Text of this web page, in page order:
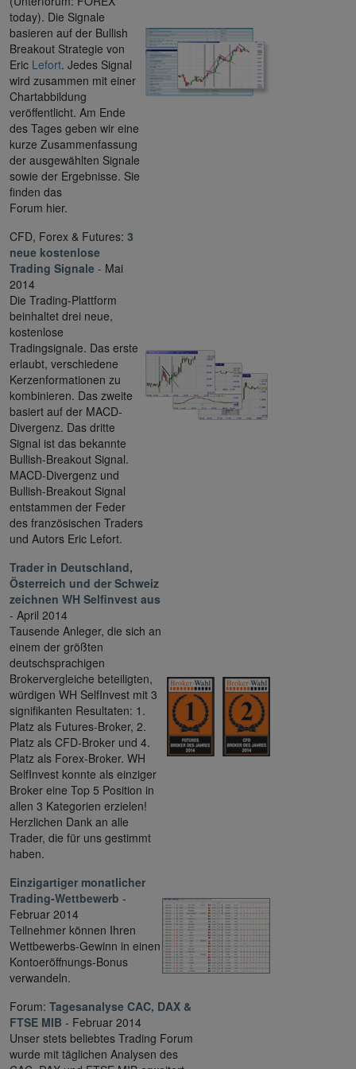
today). Die Signale
basieren auf der Bullish
Breakout Strategie von
Eric Lefort. Jedes Signal
wird zusammen mit einer
Chartabbildung
veröffentlicht. Am Ende
des Tages geben wir eine
kurze Zusammenfassung
der ausgewählten Signale
sowie der Ergebnisse. Sie
finden das
Forum hier.
CFD, Forex & Futures: 3
neue kostenlose
Trading Signale - Mai
2014
Die Trading-Plattform
beinhaltet drei neue,
kostenlose
Tradingsignale. Das erste
erlaubt, verschiedene
Kerzenformationen zu
kombinieren. Das zweite
basiert auf der MACD-
Divergenz. Das dritte
Signal ist das bekannte
Bullish-Breakout Signal.
MACD-Divergenz und
Bullish-Breakout Signal
entstammen der Feder
des französischen Traders
und Autors Eric Lefort.
Trader in Deutschland,
Österreich und der Schweiz
zeichnen WH Selfinvest aus
- April 2014
Tausende Anleger, die sich an
einem der größten
deutschsprachigen
Brokervergleiche beteiligten,
würdigen WH SelfInvest mit 3
signifikanten Resultaten: 1.
Platz als Futures-Broker, 2.
Platz als CFD-Broker und 4.
Platz als Forex-Broker. WH
SelfInvest konnte als einziger
Broker eine Top 5 Position in
allen 3 Kategorien erzielen!
Herzlichen Dank an alle
Trader, die für uns gestimmt
haben.
Einzigartiger monatlicher
Trading-Wettbewerb -
Februar 2014
Teilnehmer können Ihren
Wettbewerbs-Gewinn in einen
Kontoeröffnungs-Bonus
verwandeln.
Forum: Tagesanalyse CAC, DAX &
FTSE MIB - Februar 2014
Unser stets beliebtes Trading Forum
wurde mit täglichen Analysen des